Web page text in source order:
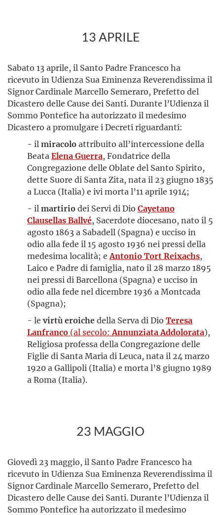
13 APRILE
Sabato 13 aprile, il Santo Padre Francesco ha
ricevuto in Udienza Sua Eminenza Reverendissima il
Signor Cardinale Marcello Semeraro, Prefetto del
Dicastero delle Cause dei Santi. Durante l’Udienza il
Sommo Pontefice ha autorizzato il medesimo
Dicastero a promulgare i Decreti riguardanti:
- il miracoloattribuito all’intercessione della
Beata Elena Guerra, Fondatrice della
Congregazione delle Oblate del Santo Spirito,
dette Suore di Santa Zita, nata il 23 giugno 1835
a Lucca (Italia) e ivi morta l’11 aprile 1914;
- il martiriodei Servi di Dio Cayetano
Clausellas Ballvé, Sacerdote diocesano, nato il 5
agosto 1863 a Sabadell (Spagna) e ucciso in
odio alla fede il 15 agosto 1936 nei pressi della
medesima località; e Antonio Tort Reixachs,
Laico e Padre di famiglia, nato il 28 marzo 1895
nei pressi di Barcellona (Spagna) e ucciso in
odio alla fede nel dicembre 1936 a Montcada
(Spagna);
- le virtù eroichedella Serva di Dio Teresa
Lanfranco (al secolo: Annunziata Addolorata),
Religiosa professa della Congregazione delle
Figlie di Santa Maria di Leuca, nata il 24 marzo
1920 a Gallipoli (Italia) e morta l’8 giugno 1989
a Roma (Italia).
23 MAGGIO
Giovedì 23 maggio, il Santo Padre Francesco ha
ricevuto in Udienza Sua Eminenza Reverendissima il
Signor Cardinale Marcello Semeraro, Prefetto del
Dicastero delle Cause dei Santi. Durante l’Udienza il
Sommo Pontefice ha autorizzato il medesimo